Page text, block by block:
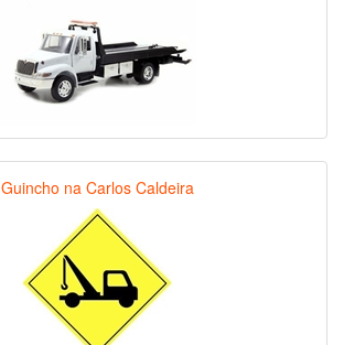
Guincho na Carlos Caldeira